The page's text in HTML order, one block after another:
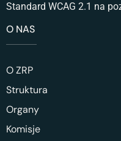
Standard WCAG 2.1 na
O NAS
O ZRP
Struktura
Organy
Komisje